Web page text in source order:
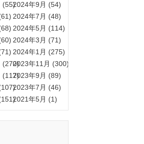
(55)2024年9月 (54)
2024年7月 (48)
2024年5月 (114)
2024年3月 (71)
2024年1月 (275)
(270)2023年11月 (300)
(117)2023年9月 (89)
2023年7月 (46)
2021年5月 (1)